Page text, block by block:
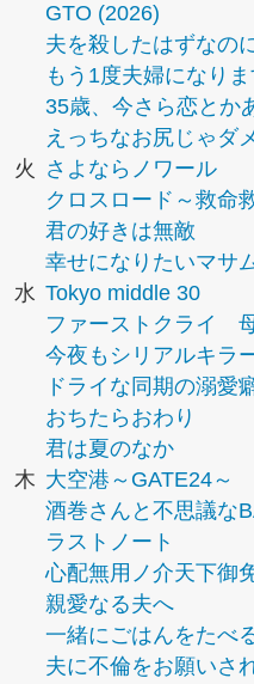
GTO (2026)
夫を殺したはずなの
もう1度夫婦になり
35歳、今さら恋とか
えっちなお尻じゃダ
火
さよならノワール
クロスロード～救命
君の好きは無敵
幸せになりたいマサ
水 Tokyo middle 30
ファーストクライ
今夜もシリアルキラ
ドライな同期の溺愛
おちたらおわり
君は夏のなか
木 大空港～GATE24～
酒巻さんと不思議な
ラストノート
心配無用ノ介天下御
親愛なる夫へ
一緒にごはんをたべ
夫に不倫をお願いさ